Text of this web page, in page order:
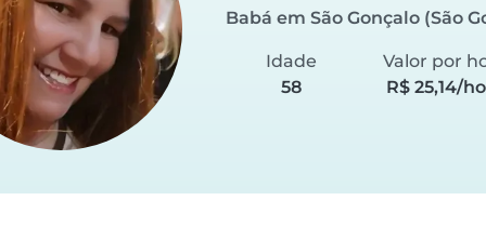
Babá em São Gonçalo (São
Idade
58
Valor por
R$ 25,14/